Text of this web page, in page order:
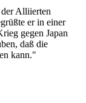
Alliierten
er in einer
gegen Japan
daß die
kann."